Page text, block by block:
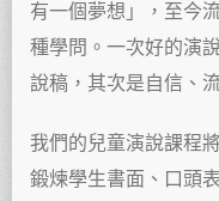
有一個夢想」，至今
種學問。一次好的演
說稿，其次是自信、
我們的兒童演說課程
鍛煉學生書面、口頭